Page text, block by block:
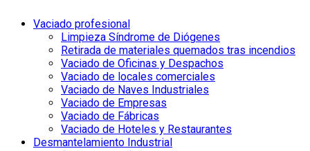
Vaciado profesional
Limpieza Síndrome de Diógenes
Retirada de materiales quemados tras incendios
Vaciado de Oficinas y Despachos
Vaciado de locales comerciales
Vaciado de Naves Industriales
Vaciado de Empresas
Vaciado de Fábricas
Vaciado de Hoteles y Restaurantes
Desmantelamiento Industrial